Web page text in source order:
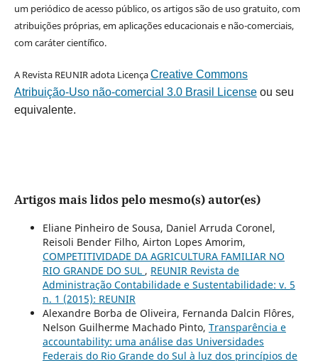
um periódico de acesso público, os artigos são de uso gratuito, com
atribuições próprias, em aplicações educacionais e não-comerciais,
com caráter científico.
A Revista REUNIR adota LicençaCreative Commons
Atribuição-Uso não-comercial 3.0 Brasil Licenseou seu
equivalente.
Artigos mais lidos pelo mesmo(s) autor(es)
Eliane Pinheiro de Sousa, Daniel Arruda Coronel,
Reisoli Bender Filho, Airton Lopes Amorim,
COMPETITIVIDADE DA AGRICULTURA FAMILIAR NO
RIO GRANDE DO SUL , REUNIR Revista de
Administração Contabilidade e Sustentabilidade: v. 5
n. 1 (2015): REUNIR
Alexandre Borba de Oliveira, Fernanda Dalcin Flôres,
Nelson Guilherme Machado Pinto, Transparência e
accountability: uma análise das Universidades
Federais do Rio Grande do Sul à luz dos princípios de